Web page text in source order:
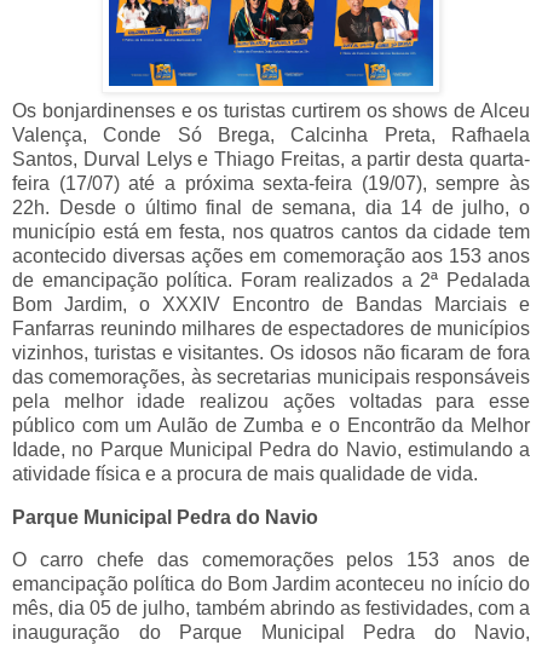
Os bonjardinenses e os turistas curtirem os shows de Alceu
Valença, Conde Só Brega, Calcinha Preta, Rafhaela
Santos, Durval Lelys e Thiago Freitas, a partir desta quarta-
feira (17/07) até a próxima sexta-feira (19/07), sempre às
22h. Desde o último final de semana, dia 14 de julho, o
município está em festa, nos quatros cantos da cidade tem
acontecido diversas ações em comemoração aos 153 anos
de emancipação política. Foram realizados a 2ª Pedalada
Bom Jardim, o XXXIV Encontro de Bandas Marciais e
Fanfarras reunindo milhares de espectadores de municípios
vizinhos, turistas e visitantes. Os idosos não ficaram de fora
das comemorações, às secretarias municipais responsáveis
pela melhor idade realizou ações voltadas para esse
público com um Aulão de Zumba e o Encontrão da Melhor
Idade, no Parque Municipal Pedra do Navio, estimulando a
atividade física e a procura de mais qualidade de vida.
Parque Municipal Pedra do Navio
O carro chefe das comemorações pelos 153 anos de
emancipação política do Bom Jardim aconteceu no início do
mês, dia 05 de julho, também abrindo as festividades, com a
inauguração do Parque Municipal Pedra do Navio,